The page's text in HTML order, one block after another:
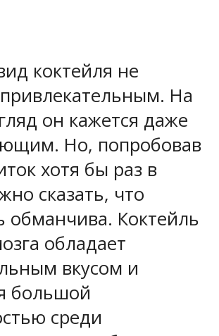
коктейля не
На
он кажется даже
Но, попробовав
хотя бы раз в
сказать, что
обманчива. Коктейль
обладает
вкусом и
большой
среди